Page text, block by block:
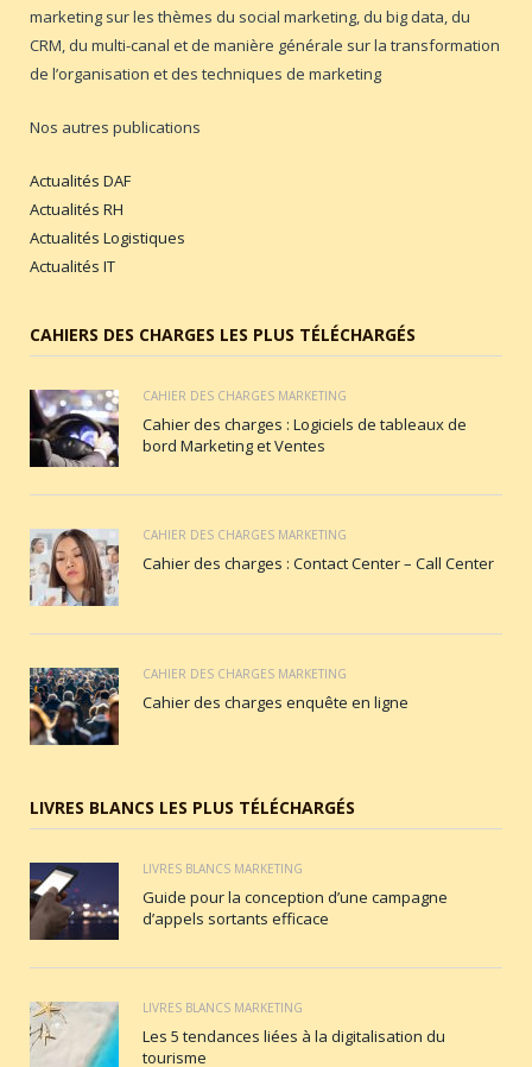
marketing sur les thèmes du social marketing, du big data, du
CRM, du multi-canal et de manière générale sur la transformation
de l’organisation et des techniques de marketing
Nos autres publications
Actualités DAF
Actualités RH
Actualités Logistiques
Actualités IT
CAHIERS DES CHARGES LES PLUS TÉLÉCHARGÉS
CAHIER DES CHARGES MARKETING
Cahier des charges : Logiciels de tableaux de
bord Marketing et Ventes
CAHIER DES CHARGES MARKETING
Cahier des charges : Contact Center – Call Center
CAHIER DES CHARGES MARKETING
Cahier des charges enquête en ligne
LIVRES BLANCS LES PLUS TÉLÉCHARGÉS
LIVRES BLANCS MARKETING
Guide pour la conception d’une campagne
d’appels sortants efficace
LIVRES BLANCS MARKETING
Les 5 tendances liées à la digitalisation du
tourisme